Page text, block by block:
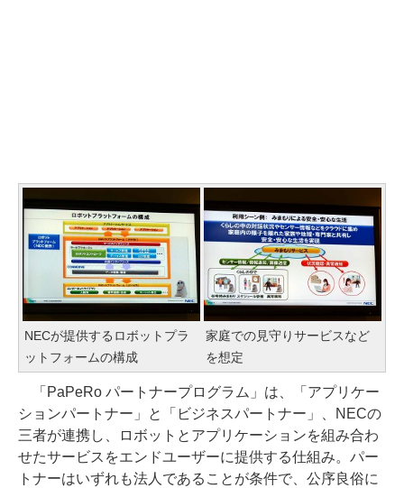
NECが提供するロボットプラ
ットフォームの構成
家庭での見守りサービスなど
を想定
「PaPeRo パートナープログラム」は、「アプリケー
ションパートナー」と「ビジネスパートナー」、NECの
三者が連携し、ロボットとアプリケーションを組み合わ
せたサービスをエンドユーザーに提供する仕組み。パー
トナーはいずれも法人であることが条件で、公序良俗に